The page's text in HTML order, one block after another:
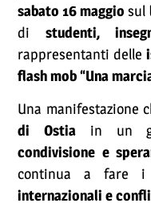
sabato 16 maggio sul
di studenti,
rappresentanti delle
flash mob “Una
Una manifestazione
di Ostia in un
condivisione e
continua a fare
internazionali e